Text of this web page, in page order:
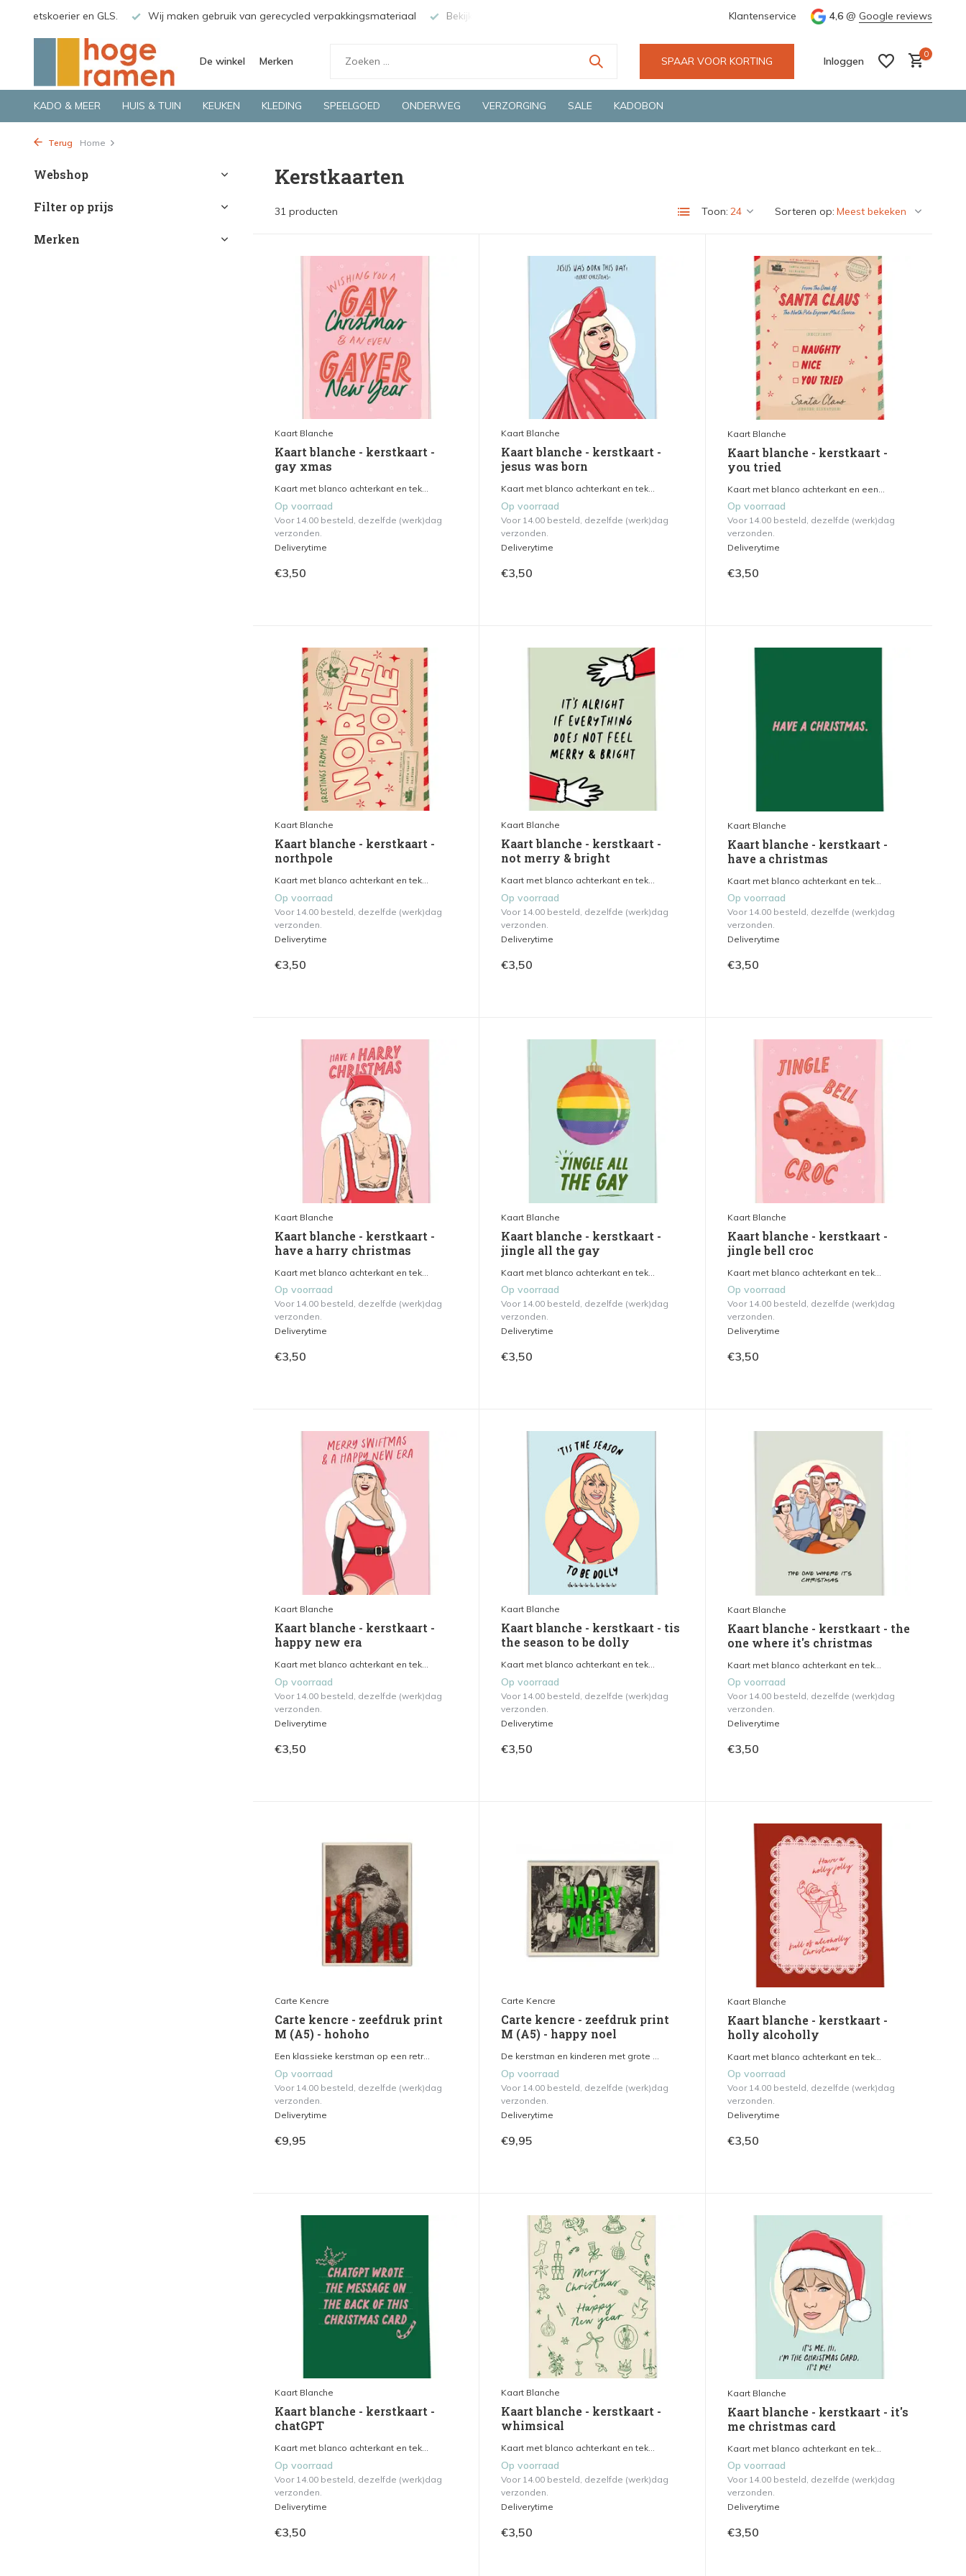
verpakkingsmateriaal Bekijk de producten live in onze winkel in Deventer Groene en snelle bezorging door o.a. Fietskoerier en GLS. Klantenservice 4,6 @ Google reviews
De winkel Merken SPAAR VOOR KORTING Inloggen
0
KADO & MEER HUIS & TUIN KEUKEN KLEDING SPEELGOED ONDERWEG VERZORGING SALE KADOBON
Terug Home
Webshop
Filter op prijs
Merken
Kerstkaarten
31 producten Toon: Sorteren op:
Kaart Blanche
Kaart blanche - kerstkaart -
gay xmas
Kaart met blanco achterkant en tek...
Op voorraad
Voor 14.00 besteld, dezelfde (werk)dag
verzonden.
Deliverytime
€3,50
Kaart Blanche
Kaart blanche - kerstkaart -
jesus was born
Kaart met blanco achterkant en tek...
Op voorraad
Voor 14.00 besteld, dezelfde (werk)dag
verzonden.
Deliverytime
€3,50
Kaart Blanche
Kaart blanche - kerstkaart -
you tried
Kaart met blanco achterkant en een...
Op voorraad
Voor 14.00 besteld, dezelfde (werk)dag
verzonden.
Deliverytime
€3,50
Kaart Blanche
Kaart blanche - kerstkaart -
northpole
Kaart met blanco achterkant en tek...
Op voorraad
Voor 14.00 besteld, dezelfde (werk)dag
verzonden.
Deliverytime
€3,50
Kaart Blanche
Kaart blanche - kerstkaart -
not merry & bright
Kaart met blanco achterkant en tek...
Op voorraad
Voor 14.00 besteld, dezelfde (werk)dag
verzonden.
Deliverytime
€3,50
Kaart Blanche
Kaart blanche - kerstkaart -
have a christmas
Kaart met blanco achterkant en tek...
Op voorraad
Voor 14.00 besteld, dezelfde (werk)dag
verzonden.
Deliverytime
€3,50
Kaart Blanche
Kaart blanche - kerstkaart -
have a harry christmas
Kaart met blanco achterkant en tek...
Op voorraad
Voor 14.00 besteld, dezelfde (werk)dag
verzonden.
Deliverytime
€3,50
Kaart Blanche
Kaart blanche - kerstkaart -
jingle all the gay
Kaart met blanco achterkant en tek...
Op voorraad
Voor 14.00 besteld, dezelfde (werk)dag
verzonden.
Deliverytime
€3,50
Kaart Blanche
Kaart blanche - kerstkaart -
jingle bell croc
Kaart met blanco achterkant en tek...
Op voorraad
Voor 14.00 besteld, dezelfde (werk)dag
verzonden.
Deliverytime
€3,50
Kaart Blanche
Kaart blanche - kerstkaart -
happy new era
Kaart met blanco achterkant en tek...
Op voorraad
Voor 14.00 besteld, dezelfde (werk)dag
verzonden.
Deliverytime
€3,50
Kaart Blanche
Kaart blanche - kerstkaart - tis
the season to be dolly
Kaart met blanco achterkant en tek...
Op voorraad
Voor 14.00 besteld, dezelfde (werk)dag
verzonden.
Deliverytime
€3,50
Kaart Blanche
Kaart blanche - kerstkaart - the
one where it's christmas
Kaart met blanco achterkant en tek...
Op voorraad
Voor 14.00 besteld, dezelfde (werk)dag
verzonden.
Deliverytime
€3,50
Carte Kencre
Carte kencre - zeefdruk print
M (A5) - hohoho
Een klassieke kerstman op een retr...
Op voorraad
Voor 14.00 besteld, dezelfde (werk)dag
verzonden.
Deliverytime
€9,95
Carte Kencre
Carte kencre - zeefdruk print
M (A5) - happy noel
De kerstman en kinderen met grote ...
Op voorraad
Voor 14.00 besteld, dezelfde (werk)dag
verzonden.
Deliverytime
€9,95
Kaart Blanche
Kaart blanche - kerstkaart -
holly alcoholly
Kaart met blanco achterkant en tek...
Op voorraad
Voor 14.00 besteld, dezelfde (werk)dag
verzonden.
Deliverytime
€3,50
Kaart Blanche
Kaart blanche - kerstkaart -
chatGPT
Kaart met blanco achterkant en tek...
Op voorraad
Voor 14.00 besteld, dezelfde (werk)dag
verzonden.
Deliverytime
€3,50
Kaart Blanche
Kaart blanche - kerstkaart -
whimsical
Kaart met blanco achterkant en tek...
Op voorraad
Voor 14.00 besteld, dezelfde (werk)dag
verzonden.
Deliverytime
€3,50
Kaart Blanche
Kaart blanche - kerstkaart - it's
me christmas card
Kaart met blanco achterkant en tek...
Op voorraad
Voor 14.00 besteld, dezelfde (werk)dag
verzonden.
Deliverytime
€3,50